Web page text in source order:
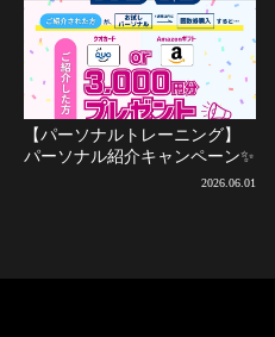
【パーソナルトレーニング】
パーソナル紹介キャンペーン✨
2026.06.01